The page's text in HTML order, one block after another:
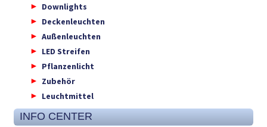
Downlights
Deckenleuchten
Außenleuchten
LED Streifen
Pflanzenlicht
Zubehör
Leuchtmittel
INFO CENTER